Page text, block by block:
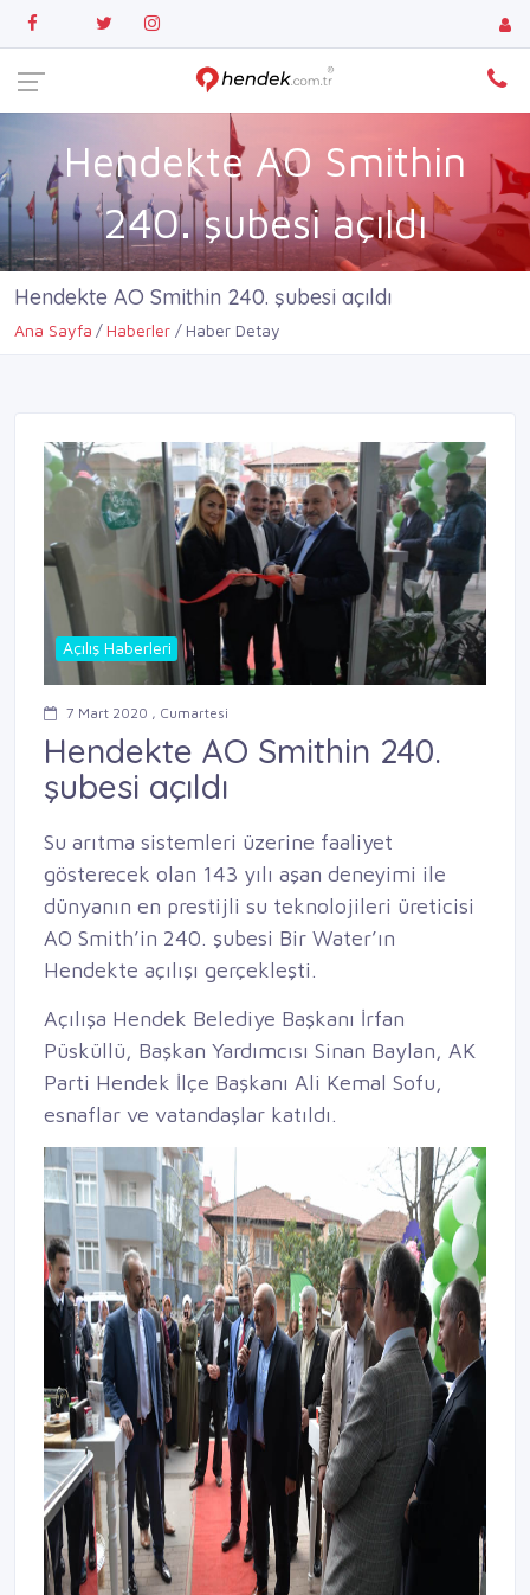
Hendekte AO Smithin
240. şubesi açıldı
Hendekte AO Smithin 240. şubesi açıldı
Ana Sayfa Haberler Haber Detay
Açılış Haberleri
7 Mart 2020 , Cumartesi
Hendekte AO Smithin 240.
şubesi açıldı
Su arıtma sistemleri üzerine faaliyet
gösterecek olan 143 yılı aşan deneyimi ile
dünyanın en prestijli su teknolojileri üreticisi
AO Smith’in 240. şubesi Bir Water’ın
Hendekte açılışı gerçekleşti.
Açılışa Hendek Belediye Başkanı İrfan
Püsküllü, Başkan Yardımcısı Sinan Baylan, AK
Parti Hendek İlçe Başkanı Ali Kemal Sofu,
esnaflar ve vatandaşlar katıldı.